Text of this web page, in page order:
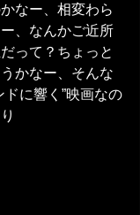
なー、相変わら
、なんかご近所
って？ちょっと
かなー、そんな
ドに響く”映画なの